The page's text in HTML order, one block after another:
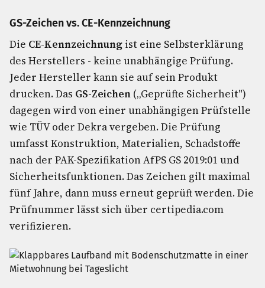
GS-Zeichen vs. CE-Kennzeichnung
Die CE-Kennzeichnung ist eine Selbsterklärung
des Herstellers - keine unabhängige Prüfung.
Jeder Hersteller kann sie auf sein Produkt
drucken. Das GS-Zeichen („Geprüfte Sicherheit")
dagegen wird von einer unabhängigen Prüfstelle
wie TÜV oder Dekra vergeben. Die Prüfung
umfasst Konstruktion, Materialien, Schadstoffe
nach der PAK-Spezifikation AfPS GS 2019:01 und
Sicherheitsfunktionen. Das Zeichen gilt maximal
fünf Jahre, dann muss erneut geprüft werden. Die
Prüfnummer lässt sich über certipedia.com
verifizieren.